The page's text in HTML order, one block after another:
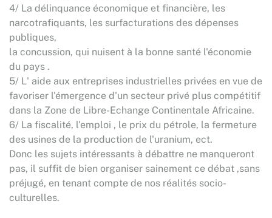
4/ La délinquance économique et financière, les
narcotrafiquants, les surfacturations des dépenses
publiques,
la concussion, qui nuisent à la bonne santé l'économie
du pays .
5/ L' aide aux entreprises industrielles privées en vue de
favoriser l'émergence d'un secteur privé plus compétitif
dans la Zone de Libre-Echange Continentale Africaine.
6/ La fiscalité, l'emploi , le prix du pétrole, la fermeture
des usines de la production de l'uranium, ect.
Donc les sujets intéressants à débattre ne manqueront
pas, il suffit de bien organiser sainement ce débat ,sans
préjugé, en tenant compte de nos réalités socio-
culturelles.